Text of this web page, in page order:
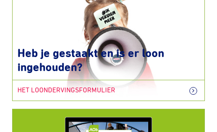
Heb je gestaakt en is er loon
ingehouden?
HET LOONDERVINGSFORMULIER